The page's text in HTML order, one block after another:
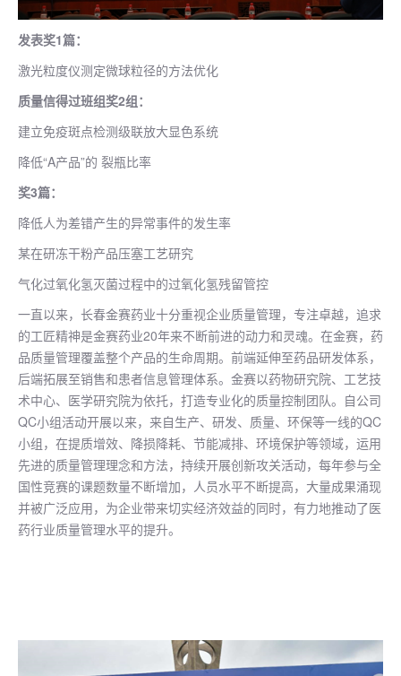
发表奖1篇：
激光粒度仪测定微球粒径的方法优化
质量信得过班组奖2组：
建立免疫斑点检测级联放大显色系统
降低“A产品”的 裂瓶比率
奖3篇：
降低人为差错产生的异常事件的发生率
某在研冻干粉产品压塞工艺研究
气化过氧化氢灭菌过程中的过氧化氢残留管控
一直以来，长春金赛药业十分重视企业质量管理，专注卓越，追求
的工匠精神是金赛药业20年来不断前进的动力和灵魂。在金赛，药
品质量管理覆盖整个产品的生命周期。前端延伸至药品研发体系，
后端拓展至销售和患者信息管理体系。金赛以药物研究院、工艺技
术中心、医学研究院为依托，打造专业化的质量控制团队。自公司
QC小组活动开展以来，来自生产、研发、质量、环保等一线的QC
小组，在提质增效、降损降耗、节能减排、环境保护等领域，运用
先进的质量管理理念和方法，持续开展创新攻关活动，每年参与全
国性竞赛的课题数量不断增加，人员水平不断提高，大量成果涌现
并被广泛应用，为企业带来切实经济效益的同时，有力地推动了医
药行业质量管理水平的提升。